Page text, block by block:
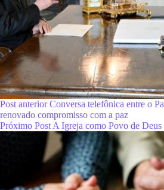
PostanteriorConversa telefônica entre o
renovado compromisso com a paz
Próximo PostA Igreja como Povo de Deus